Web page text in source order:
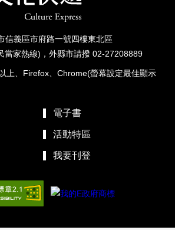
信義區市府路一號四樓東北區
當家熱線)，外縣市請撥 02-27208889
上、Firefox、Chrome(螢幕設定最佳顯示
電子書
活動特區
我要刊登